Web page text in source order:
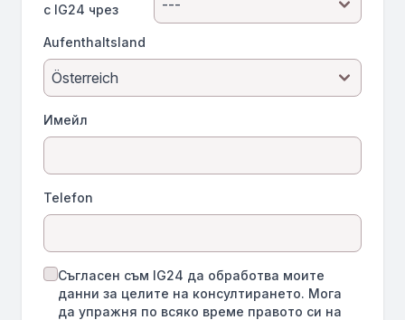
с IG24 чрез
Aufenthaltsland
Имейл
Telefon
Съгласен съм IG24 да обработва моите
данни за целите на консултирането. Мога
да упражня по всяко време правото си на